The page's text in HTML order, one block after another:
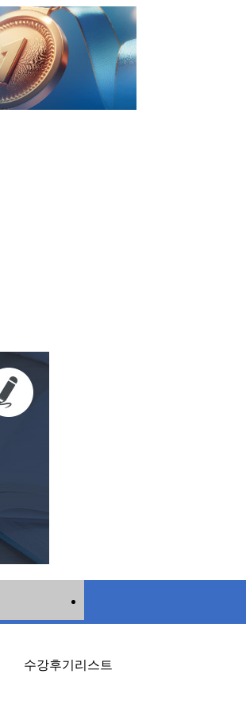
수강후기리스트